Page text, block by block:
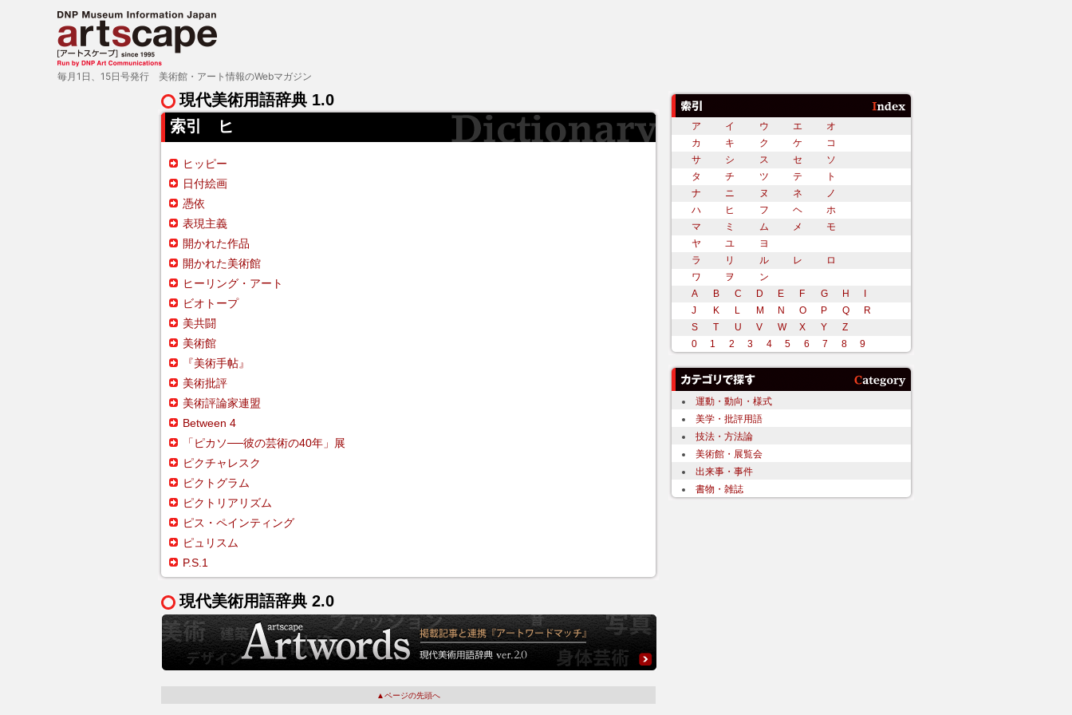
現代美術用語辞典 1.0
索引 ヒ
ヒッピー
日付絵画
憑依
表現主義
開かれた作品
開かれた美術館
ヒーリング・アート
ビオトープ
美共闘
美術館
『美術手帖』
美術批評
美術評論家連盟
Between 4
「ピカソ──彼の芸術の40年」展
ピクチャレスク
ピクトグラム
ピクトリアリズム
ピス・ペインティング
ピュリスム
P.S.1
現代美術用語辞典 2.0
▲ページの先頭へ
ア イ ウ エ
オ
カ
キ ク ケ
コ
サ
シ ス セ
ソ
タ
チ ツ テ
ト
ナ
ニ ヌ ネ
ノ
ハ
ヒ フ ヘ
ホ
マ
ミ ム メ
モ
ヤ
ユ
ヨ
ラ
リ ル レ
ロ
ワ
ヲ
ン
A
B C D E F G H
I
J
K L M N O P Q
R
S
T U V W X Y
Z
0
1 2 3 4 5 6 7 8 9
運動・動向・様式
美学・批評用語
技法・方法論
美術館・展覧会
出来事・事件
書物・雑誌
毎月1日、15日号発行 美術館・アート情報のWebマガジン